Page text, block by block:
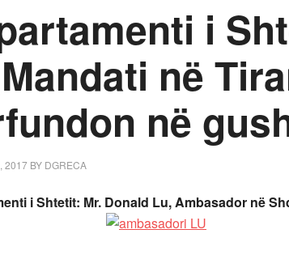
i
në
në
2017 BY DGRECA
i Shtetit: Mr. Donald Lu, Ambasador në